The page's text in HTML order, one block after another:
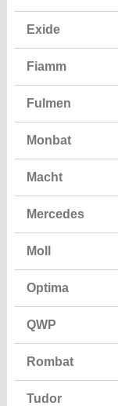
Exide
Fiamm
Fulmen
Monbat
Macht
Mercedes
Moll
Optima
QWP
Rombat
Tudor